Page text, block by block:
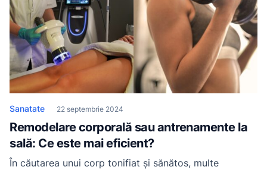
Sanatate 22 septembrie 2024
Remodelare corporală sau antrenamente la
sală: Ce este mai eficient?
În căutarea unui corp tonifiat și sănătos, multe